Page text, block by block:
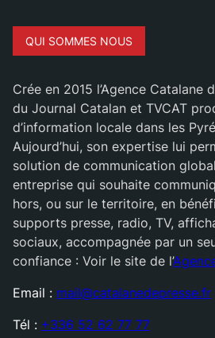
QUI SOMMES NOUS
Crée en 2015 l’Agence Catalane
du Journal Catalan et TVCAT
d’information locale dans les
Aujourd’hui, son expertise lui
solution de communication
entreprise qui souhaite
hors, ou sur le territoire, en
supports presse, radio, TV,
sociaux, accompagnée par un
confiance : Voir le site de l’
Email : mail@catalanedepresse.fr
Tél : +336 52 62 77 77